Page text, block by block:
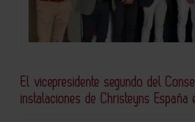
El vicepresidente segundo del
instalaciones de Christeyns España